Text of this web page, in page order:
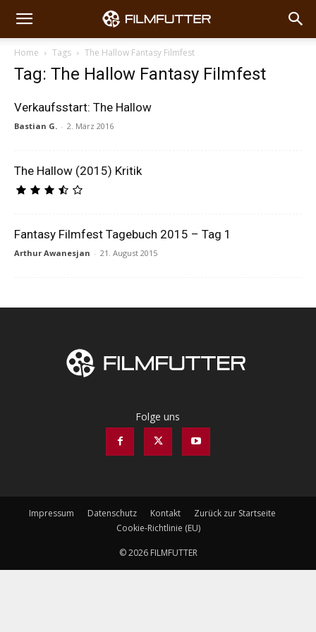
Home Tags The Hallow Fantasy Filmfest
Tag: The Hallow Fantasy Filmfest
Verkaufsstart: The Hallow
Bastian G. - 2. März 2016
The Hallow (2015) Kritik
Fantasy Filmfest Tagebuch 2015 – Tag 1
Arthur Awanesjan - 21. August 2015
Folge uns
Impressum Datenschutz Kontakt
Zurück zur Startseite
Cookie-Richtlinie (EU)
© 2026 FILMFUTTER